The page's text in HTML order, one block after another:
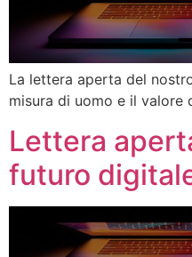
La lettera aperta del
misura di uomo e il valore
Lettera
futuro